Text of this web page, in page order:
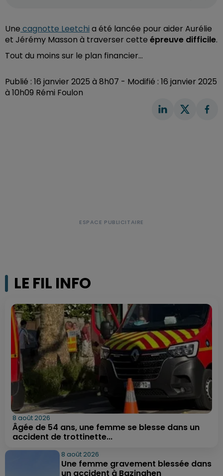
Une cagnotte Leetchi a été lancée pour aider Aurélie
et Jérémy Masson à traverser cette épreuve difficile.
Tout du moins sur le plan financier...
Publié : 16 janvier 2025 à 8h07 - Modifié : 16 janvier 2025
à 10h09 Rémi Foulon
LE FIL INFO
8 août 2026
Âgée de 54 ans, une femme se blesse dans un
accident de trottinette...
8 août 2026
Une femme gravement blessée dans
un accident à Bazinghen